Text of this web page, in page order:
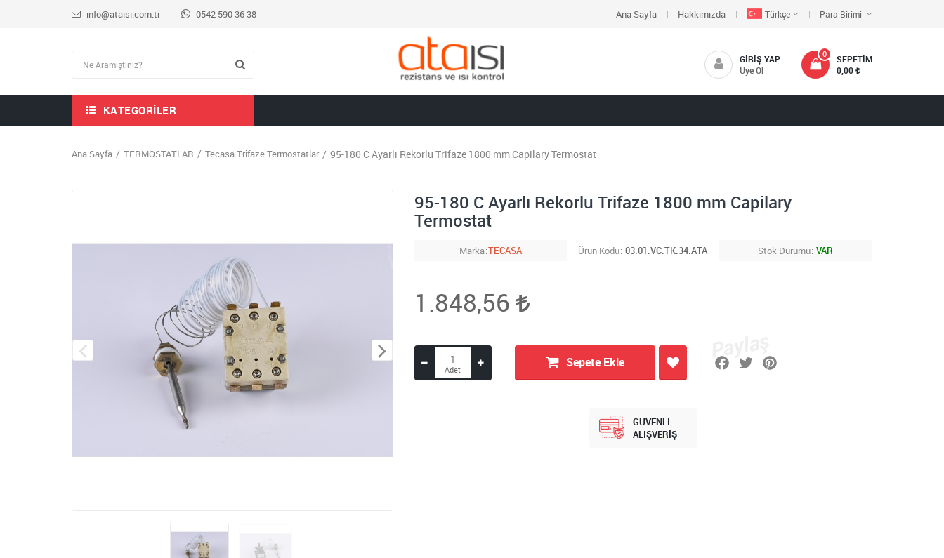
info@ataisi.com.tr 0542 590 36 38 Ana Sayfa Hakkımızda Türkçe Para Birimi
SEPETIM
0
0,00
GIRIŞ YAP
Üye Ol
KATEGORILER
Ana Sayfa TERMOSTATLAR Tecasa Trifaze Termostatlar 95-180 C Ayarlı Rekorlu Trifaze 1800 mm Capilary Termostat
95-180 C Ayarlı Rekorlu Trifaze 1800 mm Capilary
Termostat
Marka TECASA Ürün Kodu 03.01.VC.TK.34.ATA Stok Durumu VAR
1.848,56
Sepete Ekle
GÜVENLİ
ALIŞVERİŞ